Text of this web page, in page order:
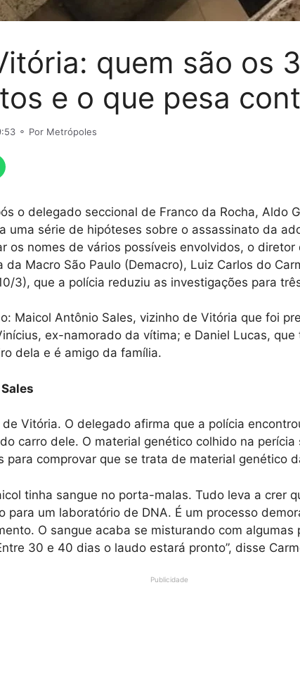
quem são os 3
e o que pesa
⚬ Por Metrópoles
o delegado seccional de Franco da Rocha, Aldo
uma série de hipóteses sobre o assassinato da
os nomes de vários possíveis envolvidos, o
da Macro São Paulo (Demacro), Luiz Carlos do
3), que a polícia reduziu as investigações para
Maicol Antônio Sales, vizinho de Vitória que foi
ex-namorado da vítima; e Daniel Lucas,
dela e é amigo da família.
Vitória. O delegado afirma que a polícia
carro dele. O material genético colhido na perícia
para comprovar que se trata de material genético
tinha sangue no porta-malas. Tudo leva a crer
para um laboratório de DNA. É um processo
O sangue acaba se misturando com algumas
30 e 40 dias o laudo estará pronto”, disse
Publicidade